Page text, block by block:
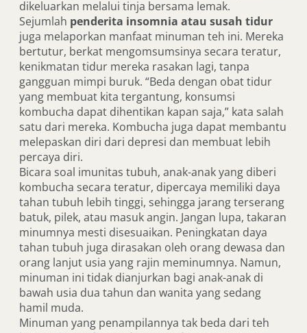
dikeluarkan melalui tinja bersama lemak.
Sejumlah penderita insomnia atau susah tidur
juga melaporkan manfaat minuman teh ini. Mereka
bertutur, berkat mengomsumsinya secara teratur,
kenikmatan tidur mereka rasakan lagi, tanpa
gangguan mimpi buruk. “Beda dengan obat tidur
yang membuat kita tergantung, konsumsi
kombucha dapat dihentikan kapan saja,” kata salah
satu dari mereka. Kombucha juga dapat membantu
melepaskan diri dari depresi dan membuat lebih
percaya diri.
Bicara soal imunitas tubuh, anak-anak yang diberi
kombucha secara teratur, dipercaya memiliki daya
tahan tubuh lebih tinggi, sehingga jarang terserang
batuk, pilek, atau masuk angin. Jangan lupa, takaran
minumnya mesti disesuaikan. Peningkatan daya
tahan tubuh juga dirasakan oleh orang dewasa dan
orang lanjut usia yang rajin meminumnya. Namun,
minuman ini tidak dianjurkan bagi anak-anak di
bawah usia dua tahun dan wanita yang sedang
hamil muda.
Minuman yang penampilannya tak beda dari teh